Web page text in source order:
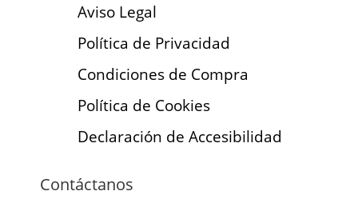
Aviso Legal
Política de Privacidad
Condiciones de Compra
Política de Cookies
Declaración de Accesibilidad
Contáctanos